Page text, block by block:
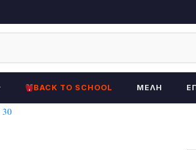
BACK TO SCHOOL ΜΈΛΗ
30